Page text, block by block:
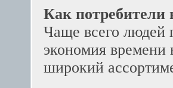
Как
Чаще всего людей
экономия времени
широкий